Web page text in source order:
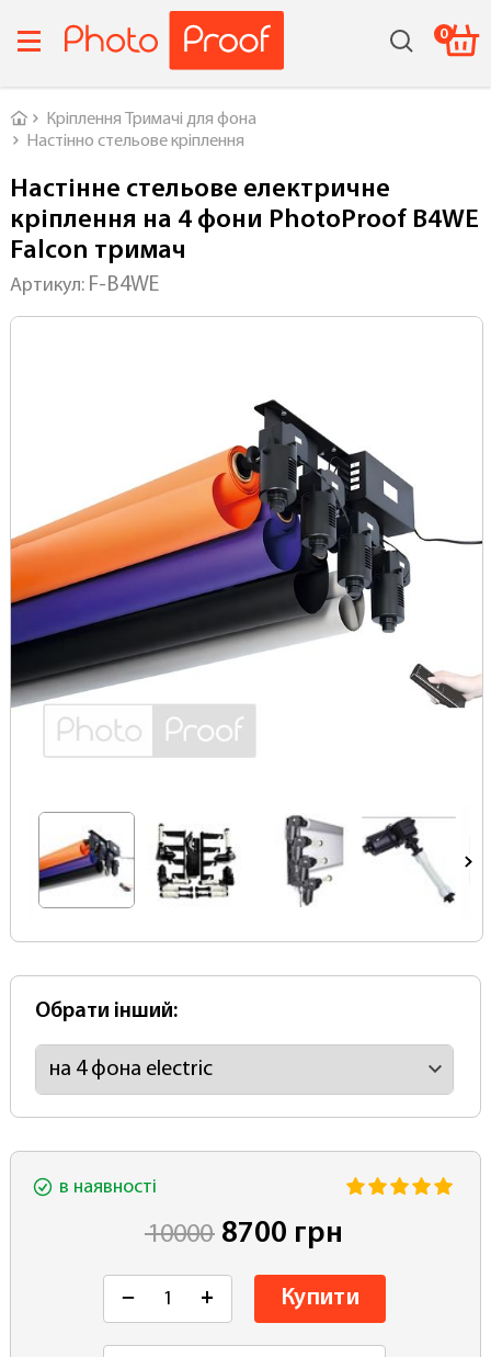
0
Головна
Кріплення Тримачі для фона
Настінно стельове кріплення
Настінне стельове електричне
кріплення на 4 фони PhotoProof B4WЕ
Falcon тримач
Артикул: F-B4WЕ
Обрати інший:
в наявності
10000 8700 грн
− + Купити